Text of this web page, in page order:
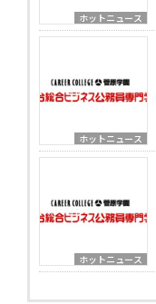
ホットニュース
ホットニュース
ホットニュース